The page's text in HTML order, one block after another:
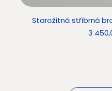
Starožitná stříbrná
Cena
3